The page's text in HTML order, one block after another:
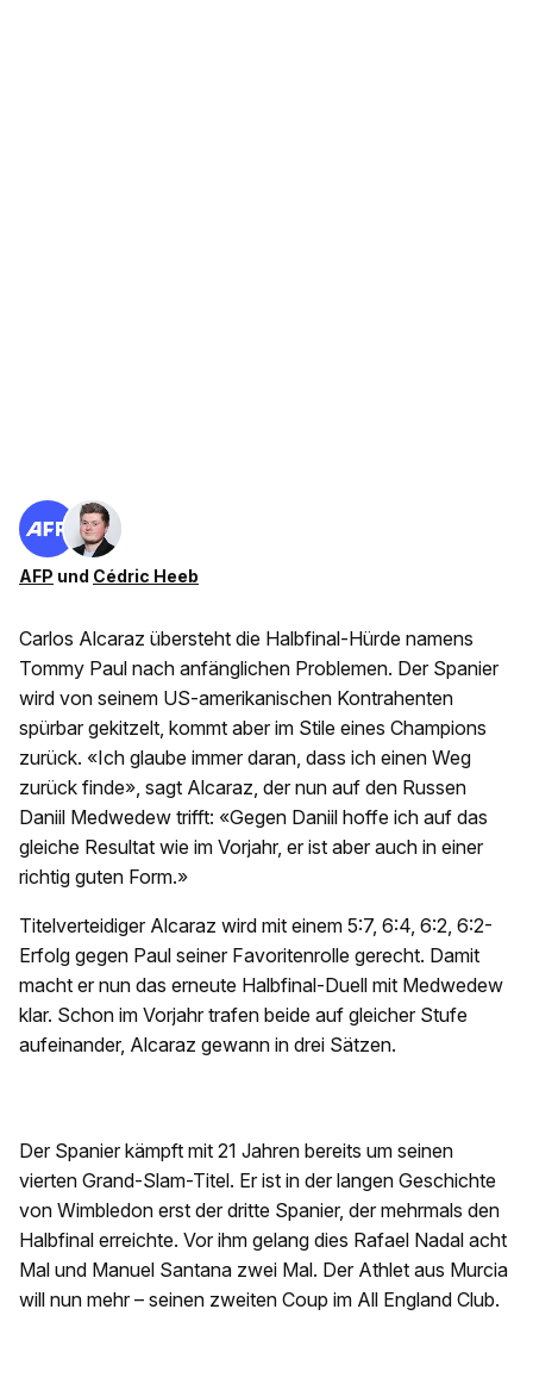
AFP und Cédric Heeb
Carlos Alcaraz übersteht die Halbfinal-Hürde namens
Tommy Paul nach anfänglichen Problemen. Der Spanier
wird von seinem US-amerikanischen Kontrahenten
spürbar gekitzelt, kommt aber im Stile eines Champions
zurück. «Ich glaube immer daran, dass ich einen Weg
zurück finde», sagt Alcaraz, der nun auf den Russen
Daniil Medwedew trifft: «Gegen Daniil hoffe ich auf das
gleiche Resultat wie im Vorjahr, er ist aber auch in einer
richtig guten Form.»
Titelverteidiger Alcaraz wird mit einem 5:7, 6:4, 6:2, 6:2-
Erfolg gegen Paul seiner Favoritenrolle gerecht. Damit
macht er nun das erneute Halbfinal-Duell mit Medwedew
klar. Schon im Vorjahr trafen beide auf gleicher Stufe
aufeinander, Alcaraz gewann in drei Sätzen.
Der Spanier kämpft mit 21 Jahren bereits um seinen
vierten Grand-Slam-Titel. Er ist in der langen Geschichte
von Wimbledon erst der dritte Spanier, der mehrmals den
Halbfinal erreichte. Vor ihm gelang dies Rafael Nadal acht
Mal und Manuel Santana zwei Mal. Der Athlet aus Murcia
will nun mehr – seinen zweiten Coup im All England Club.